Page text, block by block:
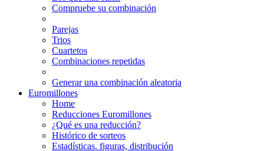
Compruebe su combinación
Parejas
Trios
Cuartetos
Combinaciones repetidas
Generar una combinación aleatoria
Euromillones
Home
Reducciones Euromillones
¿Qué es una reducción?
Histórico de sorteos
Estadísticas. figuras, distribución